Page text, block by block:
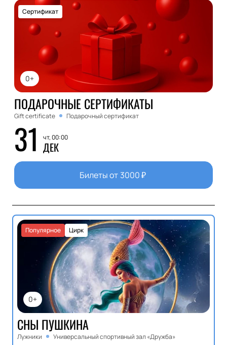
0+
Сертификат
ПОДАРОЧНЫЕ СЕРТИФИКАТЫ
Gift certificate Подарочный сертификат
31 чт, 00:00
ДЕК
Билеты от 3000₽
0+
Цирк
Популярное
СНЫ ПУШКИНА
Лужники Универсальный спортивный зал «Дружба»